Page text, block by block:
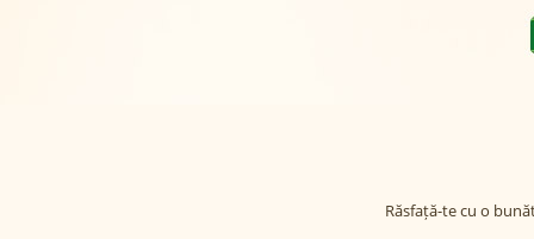
Răsfață-te cu o